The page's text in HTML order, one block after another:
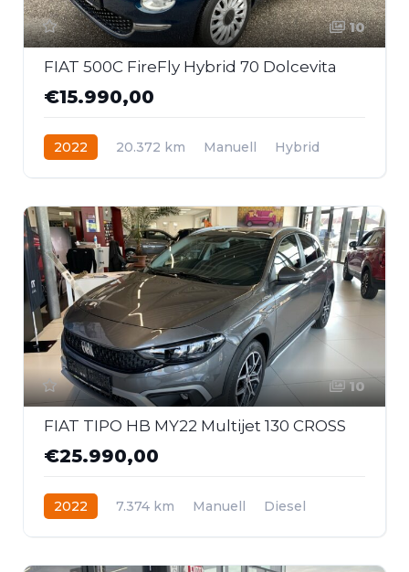
10
FIAT 500C FireFly Hybrid 70 Dolcevita
€15.990,00
2022 20.372 km Manuell
Hybrid
10
FIAT TIPO HB MY22 Multijet 130 CROSS
€25.990,00
2022 7.374 km Manuell
Diesel